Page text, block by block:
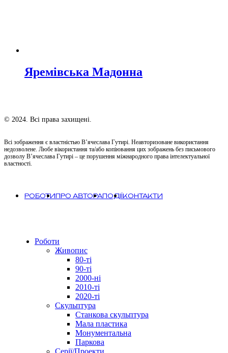
Яремівська Мадонна
© 2024. Всі права захищені.
Всі зображення є властністью В’ячеслава Гутирі. Неавторизоване використання
недозволене. Любе вікористання та/або копіювання цих зображень без письмового
дозволу В’ячеслава Гутирі – це порушення міжнародного права інтелектуальної
властності.
РОБОТИПРО АВТОРАПОДІЇКОНТАКТИ
Close
Роботи
Живопис
80-ті
90-ті
2000-ні
2010-ті
2020-ті
Скульптура
Станкова скульптура
Мала пластика
Монументальна
Паркова